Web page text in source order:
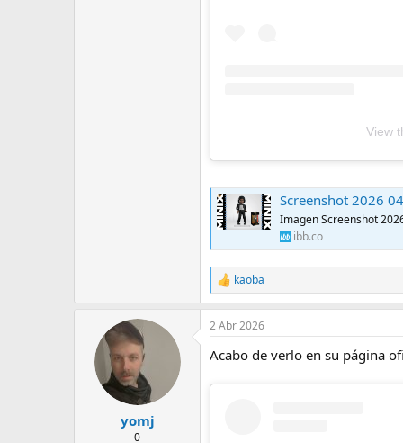
View
Screenshot 2026 04
Imagen Screenshot
ibb.co
R
e
a
c
i
n
kaoba
yomj
0
2 Abr 2026
Acabo de verlo en su página